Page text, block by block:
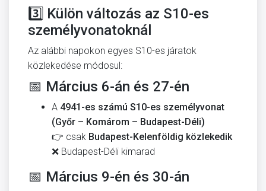
3️⃣ Külön változás az S10-es
személyvonatoknál
Az alábbi napokon egyes S10-es járatok
közlekedése módosul:
📅 Március 6-án és 27-én
A 4941-es számú S10-es személyvonat
(Győr – Komárom – Budapest-Déli)
👉 csak Budapest-Kelenföldig közlekedik
❌ Budapest-Déli kimarad
📅 Március 9-én és 30-án